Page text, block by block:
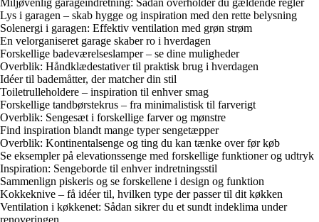
Lys i garagen – skab hygge og inspiration med den rette belysning
Solenergi i garagen: Effektiv ventilation med grøn strøm
En velorganiseret garage skaber ro i hverdagen
Forskellige badeværelseslamper – se dine muligheder
Overblik: Håndklædestativer til praktisk brug i hverdagen
Idéer til bademåtter, der matcher din stil
Toiletrulleholdere – inspiration til enhver smag
Forskellige tandbørstekrus – fra minimalistisk til farverigt
Overblik: Sengesæt i forskellige farver og mønstre
Find inspiration blandt mange typer sengetæpper
Overblik: Kontinentalsenge og ting du kan tænke over før køb
Se eksempler på elevationssenge med forskellige funktioner og udtryk
Inspiration: Sengeborde til enhver indretningsstil
Sammenlign piskeris og se forskellene i design og funktion
Kokkeknive – få idéer til, hvilken type der passer til dit køkken
Ventilation i køkkenet: Sådan sikrer du et sundt indeklima under
renoveringen